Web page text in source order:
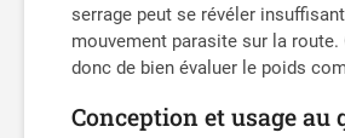
serrage peut se révéler
mouvement parasite sur la
donc de bien évaluer le poids
Conception et usage au